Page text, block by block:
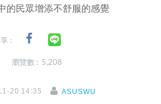
的民眾增添不舒服的感覺
：
瀏覽數 : 5,208
20 14:35 ASUSWU